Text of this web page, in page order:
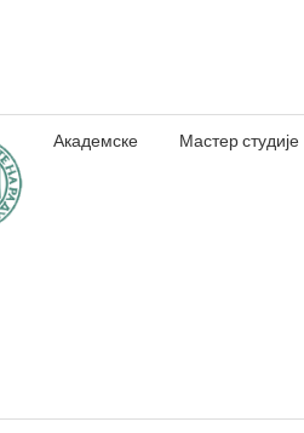
Академске Мастер студије